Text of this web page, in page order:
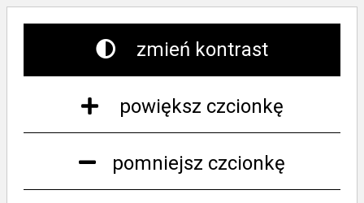
zmień kontrast
powiększ czcionkę
pomniejsz czcionkę